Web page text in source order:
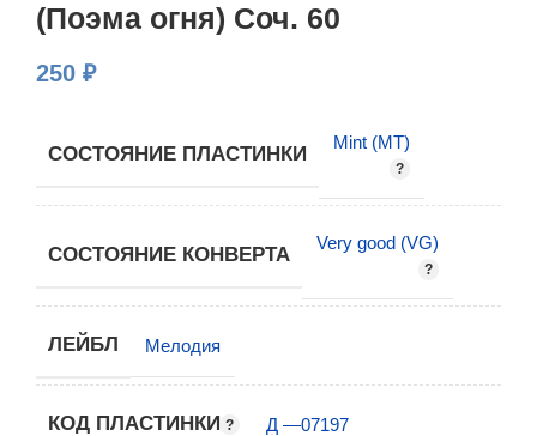
(Поэма огня) Cоч. 60
250 ₽
СОСТОЯНИЕ ПЛАСТИНКИ
Mint (MT)
СОСТОЯНИЕ КОНВЕРТА
Very good (VG)
ЛЕЙБЛ Мелодия
КОД ПЛАСТИНКИ Д —07197